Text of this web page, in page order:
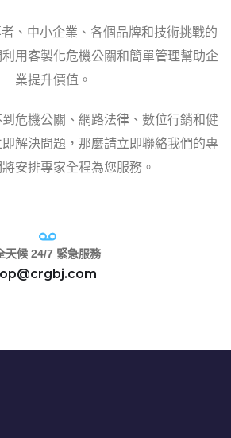
、中小企業、各個品牌和技術挑戰的
用客製化危機公關和簡單管理幫助企
業提升價值。
危機公關、網路法律、數位行銷和健
解決問題，那麼請立即聯絡我們的專
安排專家全程為您服務。
天候 24/7 緊急服務
op@crgbj.com